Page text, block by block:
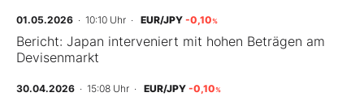
01.05.2026 · 10:10 Uhr · EUR/JPY -0,10%
Bericht: Japan interveniert mit hohen Beträgen am
Devisenmarkt
30.04.2026 · 15:08 Uhr · EUR/JPY -0,10%